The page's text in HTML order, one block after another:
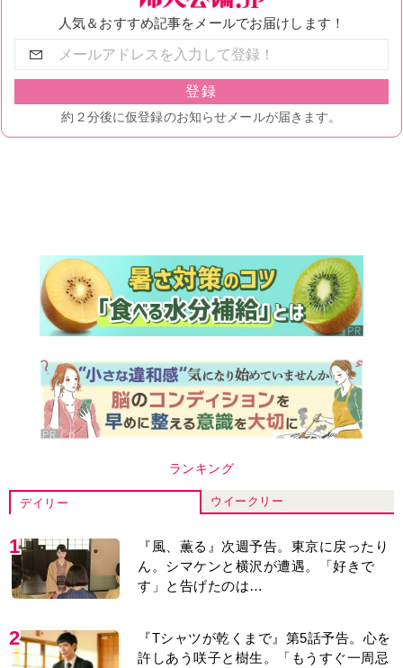
ランキング
デイリー ウイークリー
1
『風、薫る』次週予告。東京に戻ったり
ん。シマケンと横沢が遭遇。「好きで
す」と告げたのは…
2
『Tシャツが乾くまで』第5話予告。心を
許しあう咲子と樹生。「もうすぐ一周忌